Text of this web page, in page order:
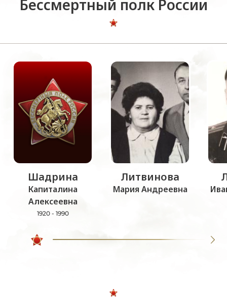
Бессмертный полк России
Шадрина
Капиталина
Алексеевна
1920 - 1990
Литвинова
Мария Андреевна